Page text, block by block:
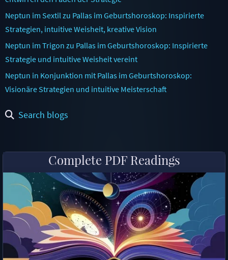
Neptun im Sextil zu Pallas im Geburtshoroskop: Inspirierte
Strategien, intuitive Weisheit, kreative Vision
Neptun im Trigon zu Pallas im Geburtshoroskop: Inspirierte
Strategie und intuitive Weisheit vereint
Neptun in Konjunktion mit Pallas im Geburtshoroskop:
Visionäre Strategien und intuitive Meisterschaft
Search blogs
Complete PDF Readings